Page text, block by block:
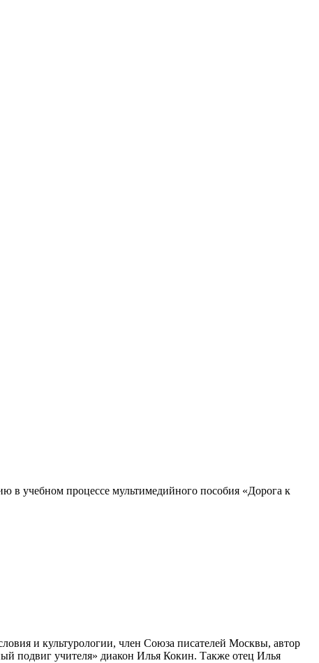
в учебном процессе мультимедийного пособия «Дорога к
и культурологии, член Союза писателей Москвы, автор
подвиг учителя» диакон Илья Кокин. Также отец Илья